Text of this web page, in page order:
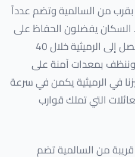
بقرب من السالمية وتضم عدداً
السكان يفضلون الحفاظ على
قواربهم بشكل دوري منتظم. نصل إلى الرميثية خلال 40
بمعدات آمنة على
في الرميثية يكمن في سرعة
التي تملك قوارب
من السالمية تضم